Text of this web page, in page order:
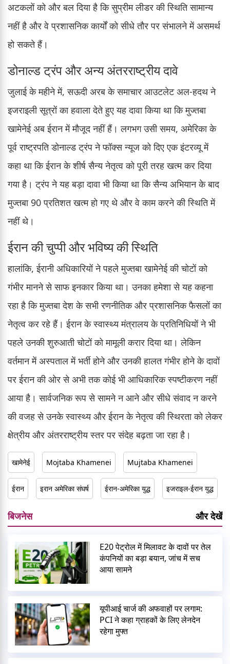
अटकलों को और बल दिया है कि सुप्रीम लीडर की स्थिति सामान्य
नहीं है और वे प्रशासनिक कार्यों को सीधे तौर पर संभालने में असमर्थ
हो सकते हैं।
डोनाल्ड ट्रंप और अन्य अंतरराष्ट्रीय दावे
जुलाई के महीने में, सऊदी अरब के समाचार आउटलेट अल-हदथ ने
इजराइली सूत्रों का हवाला देते हुए यह दावा किया था कि मुज्तबा
खामेनेई अब ईरान में मौजूद नहीं हैं। लगभग उसी समय, अमेरिका के
पूर्व राष्ट्रपति डोनाल्ड ट्रंप ने फॉक्स न्यूज को दिए एक इंटरव्यू में
कहा था कि ईरान के शीर्ष सैन्य नेतृत्व को पूरी तरह खत्म कर दिया
गया है। ट्रंप ने यह बड़ा दावा भी किया था कि सैन्य अभियान के बाद
मुज्तबा 90 प्रतिशत खत्म हो गए थे और वे काम करने की स्थिति में
नहीं थे।
ईरान की चुप्पी और भविष्य की स्थिति
हालांकि, ईरानी अधिकारियों ने पहले मुज्तबा खामेनेई की चोटों को
गंभीर मानने से साफ इनकार किया था। उनका हमेशा से यह कहना
रहा है कि मुज्तबा देश के सभी रणनीतिक और प्रशासनिक फैसलों का
नेतृत्व कर रहे हैं। ईरान के स्वास्थ्य मंत्रालय के प्रतिनिधियों ने भी
पहले उनकी शुरुआती चोटों को मामूली करार दिया था। लेकिन
वर्तमान में अस्पताल में भर्ती होने और उनकी हालत गंभीर होने के दावों
पर ईरान की ओर से अभी तक कोई भी आधिकारिक स्पष्टीकरण नहीं
आया है। सार्वजनिक रूप से सामने न आने और सीधे संवाद न करने
की वजह से उनके स्वास्थ्य और ईरान के नेतृत्व की स्थिरता को लेकर
क्षेत्रीय और अंतरराष्ट्रीय स्तर पर संदेह बढ़ता जा रहा है।
खामेनेई Mojtaba Khamenei Mujtaba Khamenei
ईरान इरान अमेरिका संघर्ष ईरान-अमेरिका युद्ध इजराइल-ईरान युद्ध
बिजनेस और देखें
E20 पेट्रोल में मिलावट के दावों पर तेल
कंपनियों का बड़ा बयान, जांच में सच
आया सामने
यूपीआई चार्ज की अफवाहों पर लगाम:
PCI ने कहा ग्राहकों के लिए लेनदेन
रहेगा मुफ्त